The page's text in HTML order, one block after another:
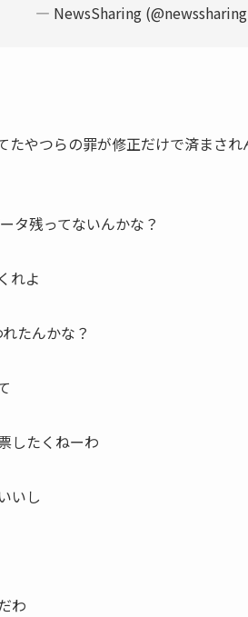
— NewsSharing
たやつらの罪が修正だけで済まさ
タ残ってないんかな？
れよ
たんかな？
したくねーわ
いし
わ